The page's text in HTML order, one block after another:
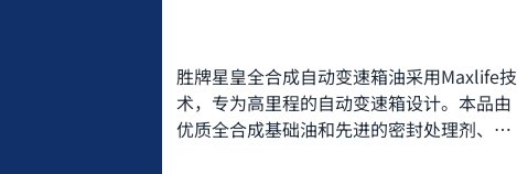
胜牌星皇全合成自动变速箱油采用Maxlife技
术，专为高里程的自动变速箱设计。本品由
优质全合成基础油和先进的密封处理剂、长